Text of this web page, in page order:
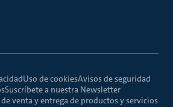
Uso de cookiesAvisos de seguridad
Suscríbete a nuestra Newsletter
venta y entrega de productos y servicios